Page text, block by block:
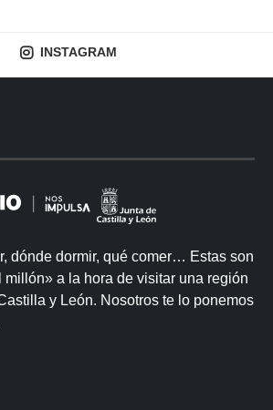
INSTAGRAM
dónde dormir, qué comer… Estas son
millón» a la hora de visitar una región
y León. Nosotros te lo ponemos